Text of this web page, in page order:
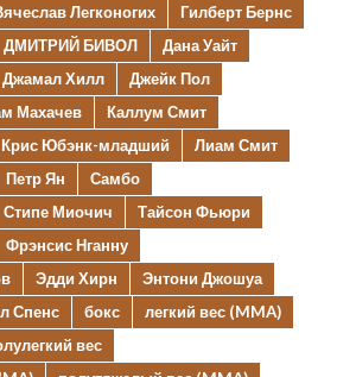
Легконогих
Гилберт Бернс
ДМИТРИЙ БИВОЛ
Дана Уайт
Джамал Хилл
Джейк Пол
Махачев
Каллум Смит
Крис Юбэнк-младший
Лиам Смит
Петр Ян
Самбо
Стипе Миочич
Тайсон Фьюри
Фрэнсис Нганну
Эдди Хирн
Энтони Джошуа
Спенс бокс
легкий вес (MMA)
вес